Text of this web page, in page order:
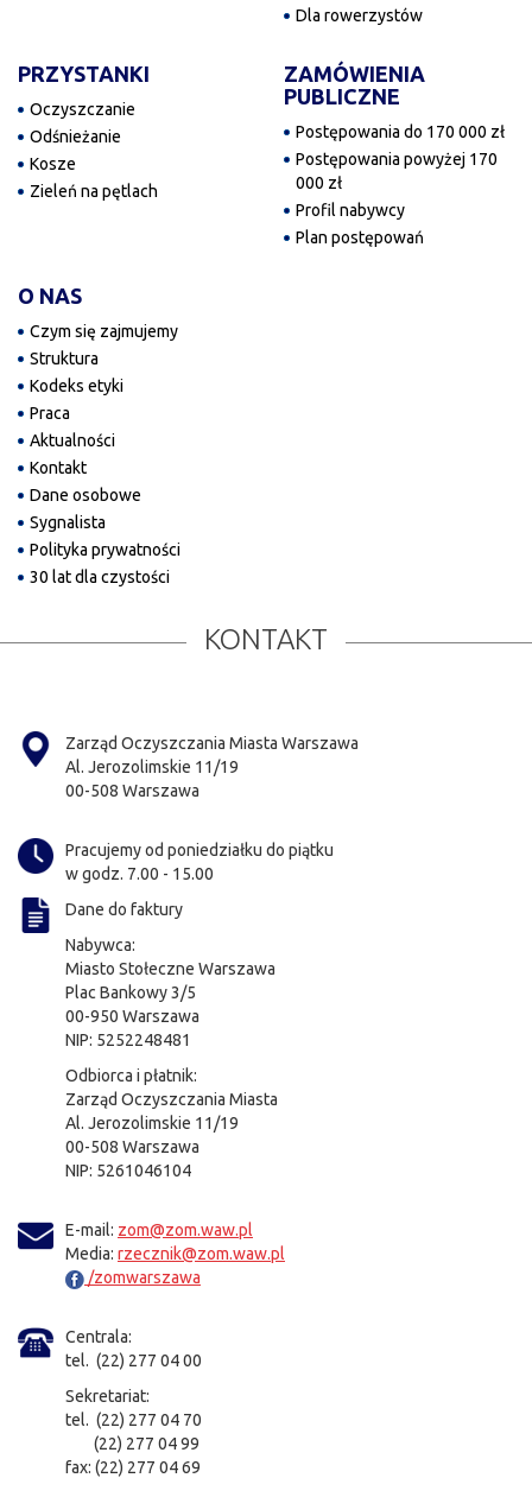
Dla rowerzystów
PRZYSTANKI
Oczyszczanie
Odśnieżanie
Kosze
Zieleń na pętlach
ZAMÓWIENIA
PUBLICZNE
Postępowania do 170 000 zł
Postępowania powyżej 170
000 zł
Profil nabywcy
Plan postępowań
O NAS
Czym się zajmujemy
Struktura
Kodeks etyki
Praca
Aktualności
Kontakt
Dane osobowe
Sygnalista
Polityka prywatności
30 lat dla czystości
KONTAKT
Zarząd Oczyszczania Miasta Warszawa
Al. Jerozolimskie 11/19
00-508 Warszawa
Pracujemy od poniedziałku do piątku
w godz. 7.00 - 15.00
Dane do faktury
Nabywca:
Miasto Stołeczne Warszawa
Plac Bankowy 3/5
00-950 Warszawa
NIP: 5252248481
Odbiorca i płatnik:
Zarząd Oczyszczania Miasta
Al. Jerozolimskie 11/19
00-508 Warszawa
NIP: 5261046104
E-mail: zom@zom.waw.pl
Media: rzecznik@zom.waw.pl
/zomwarszawa
Centrala:
tel. (22) 277 04 00
Sekretariat:
tel. (22) 277 04 70
(22) 277 04 99
fax: (22) 277 04 69